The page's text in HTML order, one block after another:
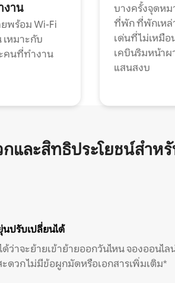
งาน
พร้อม Wi-Fi
หมาะกับ
คนที่ทำงาน
บางครั้งจุดห
ที่พัก ที่พักเหล่
เด่นที่ไม่เหมือ
เคบินริมหน้าผ
แสนสงบ
และสิทธิประโยชน์สำห
ปรับเปลี่ยนได้
ด้ว่าจะย้ายเข้าย้ายออกวันไหน จองออนไล
ดวก ไม่มีข้อผูกมัดหรือเอกสารเพิ่มเติม*